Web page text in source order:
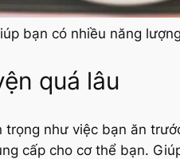
bạn có nhiều năng
quá lâu
như việc bạn ăn
cấp cho cơ thể bạn.